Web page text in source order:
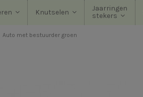
Knutselen
Jaarringen
stekers
Auto met bestuurder groen